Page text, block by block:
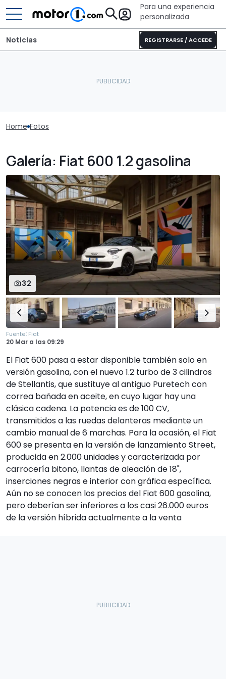
Para una experiencia
personalizada
REGISTRARSE / ACCEDE
Noticias
Home Fotos
Galería: Fiat 600 1.2 gasolina
32
Fuente: Fiat
20 Mar a las 09:29
El Fiat 600 pasa a estar disponible también solo en
versión gasolina, con el nuevo 1.2 turbo de 3 cilindros
de Stellantis, que sustituye al antiguo Puretech con
correa bañada en aceite, en cuyo lugar hay una
clásica cadena. La potencia es de 100 CV,
transmitidos a las ruedas delanteras mediante un
cambio manual de 6 marchas. Para la ocasión, el Fiat
600 se presenta en la versión de lanzamiento Street,
producida en 2.000 unidades y caracterizada por
carrocería bitono, llantas de aleación de 18",
inserciones negras e interior con gráfica específica.
Aún no se conocen los precios del Fiat 600 gasolina,
pero deberían ser inferiores a los casi 26.000 euros
de la versión híbrida actualmente a la venta